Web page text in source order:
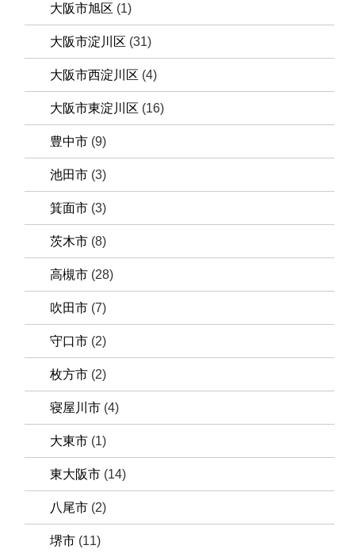
大阪市旭区 (1)
大阪市淀川区 (31)
大阪市西淀川区 (4)
大阪市東淀川区 (16)
豊中市 (9)
池田市 (3)
箕面市 (3)
茨木市 (8)
高槻市 (28)
吹田市 (7)
守口市 (2)
枚方市 (2)
寝屋川市 (4)
大東市 (1)
東大阪市 (14)
八尾市 (2)
堺市 (11)